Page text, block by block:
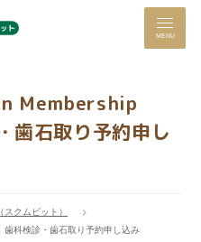
MENU
Membership
歯石取り予約申し
クムビット）
歯科検診・歯石取り予約申し込み